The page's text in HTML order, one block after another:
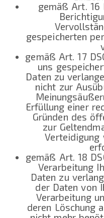
gemäß Art. 16
gespeicherten
gemäß Art. 17
uns
Daten zu
nicht zur
Erfüllung einer
Gründen des
zur
Verteidigung
gemäß Art. 18
Verarbeitung
Daten zu
der Daten von
Verarbeitung
deren Löschung